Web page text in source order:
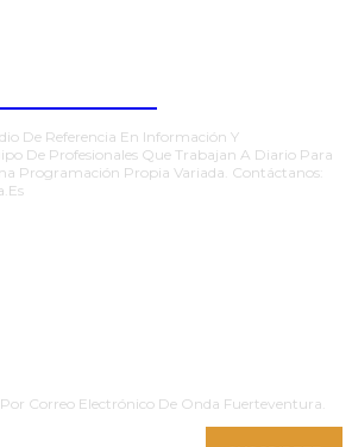
De Referencia En Información Y
De Profesionales Que Trabajan A Diario Para
Programación Propia Variada. Contáctanos:
Correo Electrónico De Onda Fuerteventura.